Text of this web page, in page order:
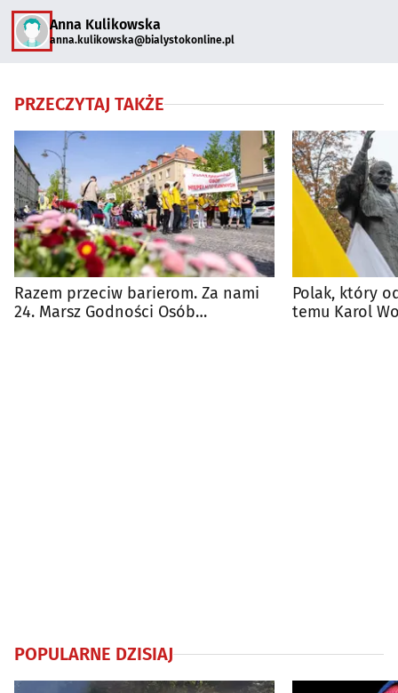
Anna Kulikowska
anna.kulikowska@bialystokonline.pl
PRZECZYTAJ TAKŻE
Razem przeciw barierom. Za nami
24. Marsz Godności Osób
Polak, który
temu Karol
POPULARNE DZISIAJ